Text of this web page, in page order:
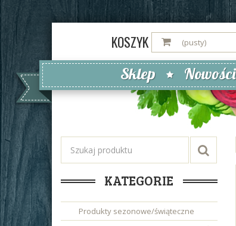
KOSZYK (pusty)
Sklep Nowości
KATEGORIE
Produkty sezonowe/świąteczne